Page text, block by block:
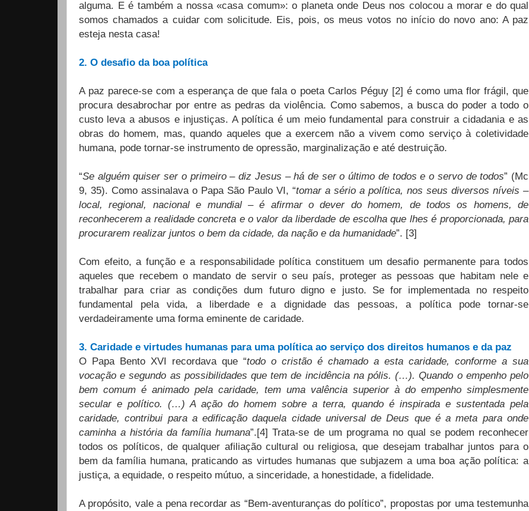
alguma. E é também a nossa «casa comum»: o planeta onde Deus nos colocou a morar e do qual
somos chamados a cuidar com solicitude. Eis, pois, os meus votos no início do novo ano: A paz
esteja nesta casa!
2. O desafio da boa política
A paz parece-se com a esperança de que fala o poeta Carlos Péguy [2] é como uma flor frágil, que
procura desabrochar por entre as pedras da violência. Como sabemos, a busca do poder a todo o
custo leva a abusos e injustiças. A política é um meio fundamental para construir a cidadania e as
obras do homem, mas, quando aqueles que a exercem não a vivem como serviço à coletividade
humana, pode tornar-se instrumento de opressão, marginalização e até destruição.
“Se alguém quiser ser o primeiro – diz Jesus – há de ser o último de todos e o servo de todos” (Mc
9, 35). Como assinalava o Papa São Paulo VI, “tomar a sério a política, nos seus diversos níveis –
local, regional, nacional e mundial – é afirmar o dever do homem, de todos os homens, de
reconhecerem a realidade concreta e o valor da liberdade de escolha que lhes é proporcionada, para
procurarem realizar juntos o bem da cidade, da nação e da humanidade”. [3]
Com efeito, a função e a responsabilidade política constituem um desafio permanente para todos
aqueles que recebem o mandato de servir o seu país, proteger as pessoas que habitam nele e
trabalhar para criar as condições dum futuro digno e justo. Se for implementada no respeito
fundamental pela vida, a liberdade e a dignidade das pessoas, a política pode tornar-se
verdadeiramente uma forma eminente de caridade.
3. Caridade e virtudes humanas para uma política ao serviço dos direitos humanos e da paz
O Papa Bento XVI recordava que “todo o cristão é chamado a esta caridade, conforme a sua
vocação e segundo as possibilidades que tem de incidência na pólis. (…). Quando o empenho pelo
bem comum é animado pela caridade, tem uma valência superior à do empenho simplesmente
secular e político. (…) A ação do homem sobre a terra, quando é inspirada e sustentada pela
caridade, contribui para a edificação daquela cidade universal de Deus que é a meta para onde
caminha a história da família humana”.[4] Trata-se de um programa no qual se podem reconhecer
todos os políticos, de qualquer afiliação cultural ou religiosa, que desejam trabalhar juntos para o
bem da família humana, praticando as virtudes humanas que subjazem a uma boa ação política: a
justiça, a equidade, o respeito mútuo, a sinceridade, a honestidade, a fidelidade.
A propósito, vale a pena recordar as “Bem-aventuranças do político”, propostas por uma testemunha